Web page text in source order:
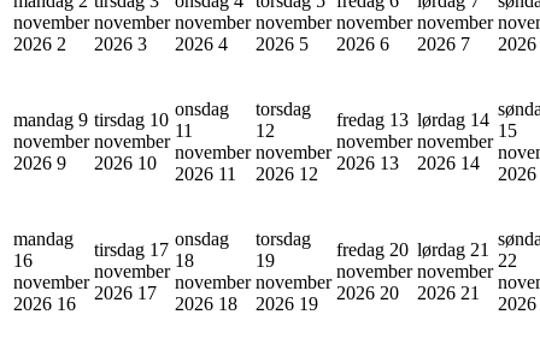
november
2026 2
november
2026 3
november
2026 4
november
2026 5
november
2026 6
november
2026 7
2026
mandag 9
november
2026 9
tirsdag 10
november
2026 10
onsdag
11
november
2026 11
torsdag
12
november
2026 12
fredag 13
november
2026 13
lørdag 14
november
2026 14
15
2026
mandag
16
november
2026 16
tirsdag 17
november
2026 17
onsdag
18
november
2026 18
torsdag
19
november
2026 19
fredag 20
november
2026 20
lørdag 21
november
2026 21
22
2026